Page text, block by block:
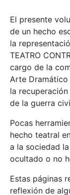
El presente
de un hecho
la
TEATRO
cargo de la
Arte
la
de la guerra
Pocas
hecho teatral
a la sociedad
ocultado o no
Estas páginas
reflexión de